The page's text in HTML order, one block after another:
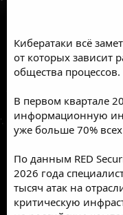
Кибератаки всё
от которых зависит
общества процессов.
В первом квартале
информационную
уже больше 70%
По данным RED
2026 года
тысяч атак на
критическую